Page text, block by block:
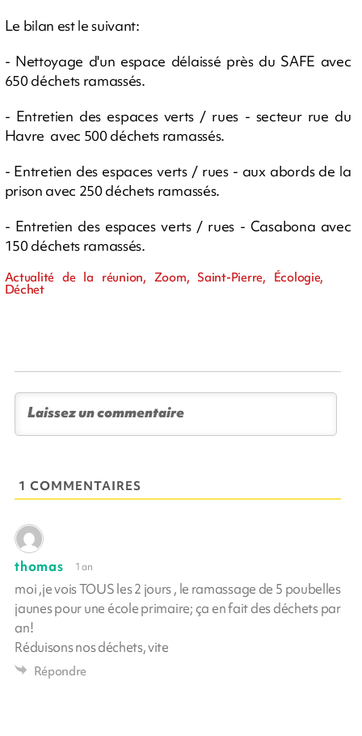
Le bilan est le suivant:
- Nettoyage d'un espace délaissé près du SAFE avec
650 déchets ramassés.
- Entretien des espaces verts / rues - secteur rue du
Havre avec 500 déchets ramassés.
- Entretien des espaces verts / rues - aux abords de la
prison avec 250 déchets ramassés.
- Entretien des espaces verts / rues - Casabona avec
150 déchets ramassés.
Actualité de la réunion, Zoom, Saint-Pierre, Écologie,
Déchet
1 COMMENTAIRES
thomas 1 an
moi ,je vois TOUS les 2 jours , le ramassage de 5 poubelles
jaunes pour une école primaire; ça en fait des déchets par
an!
Réduisons nos déchets, vite
Répondre